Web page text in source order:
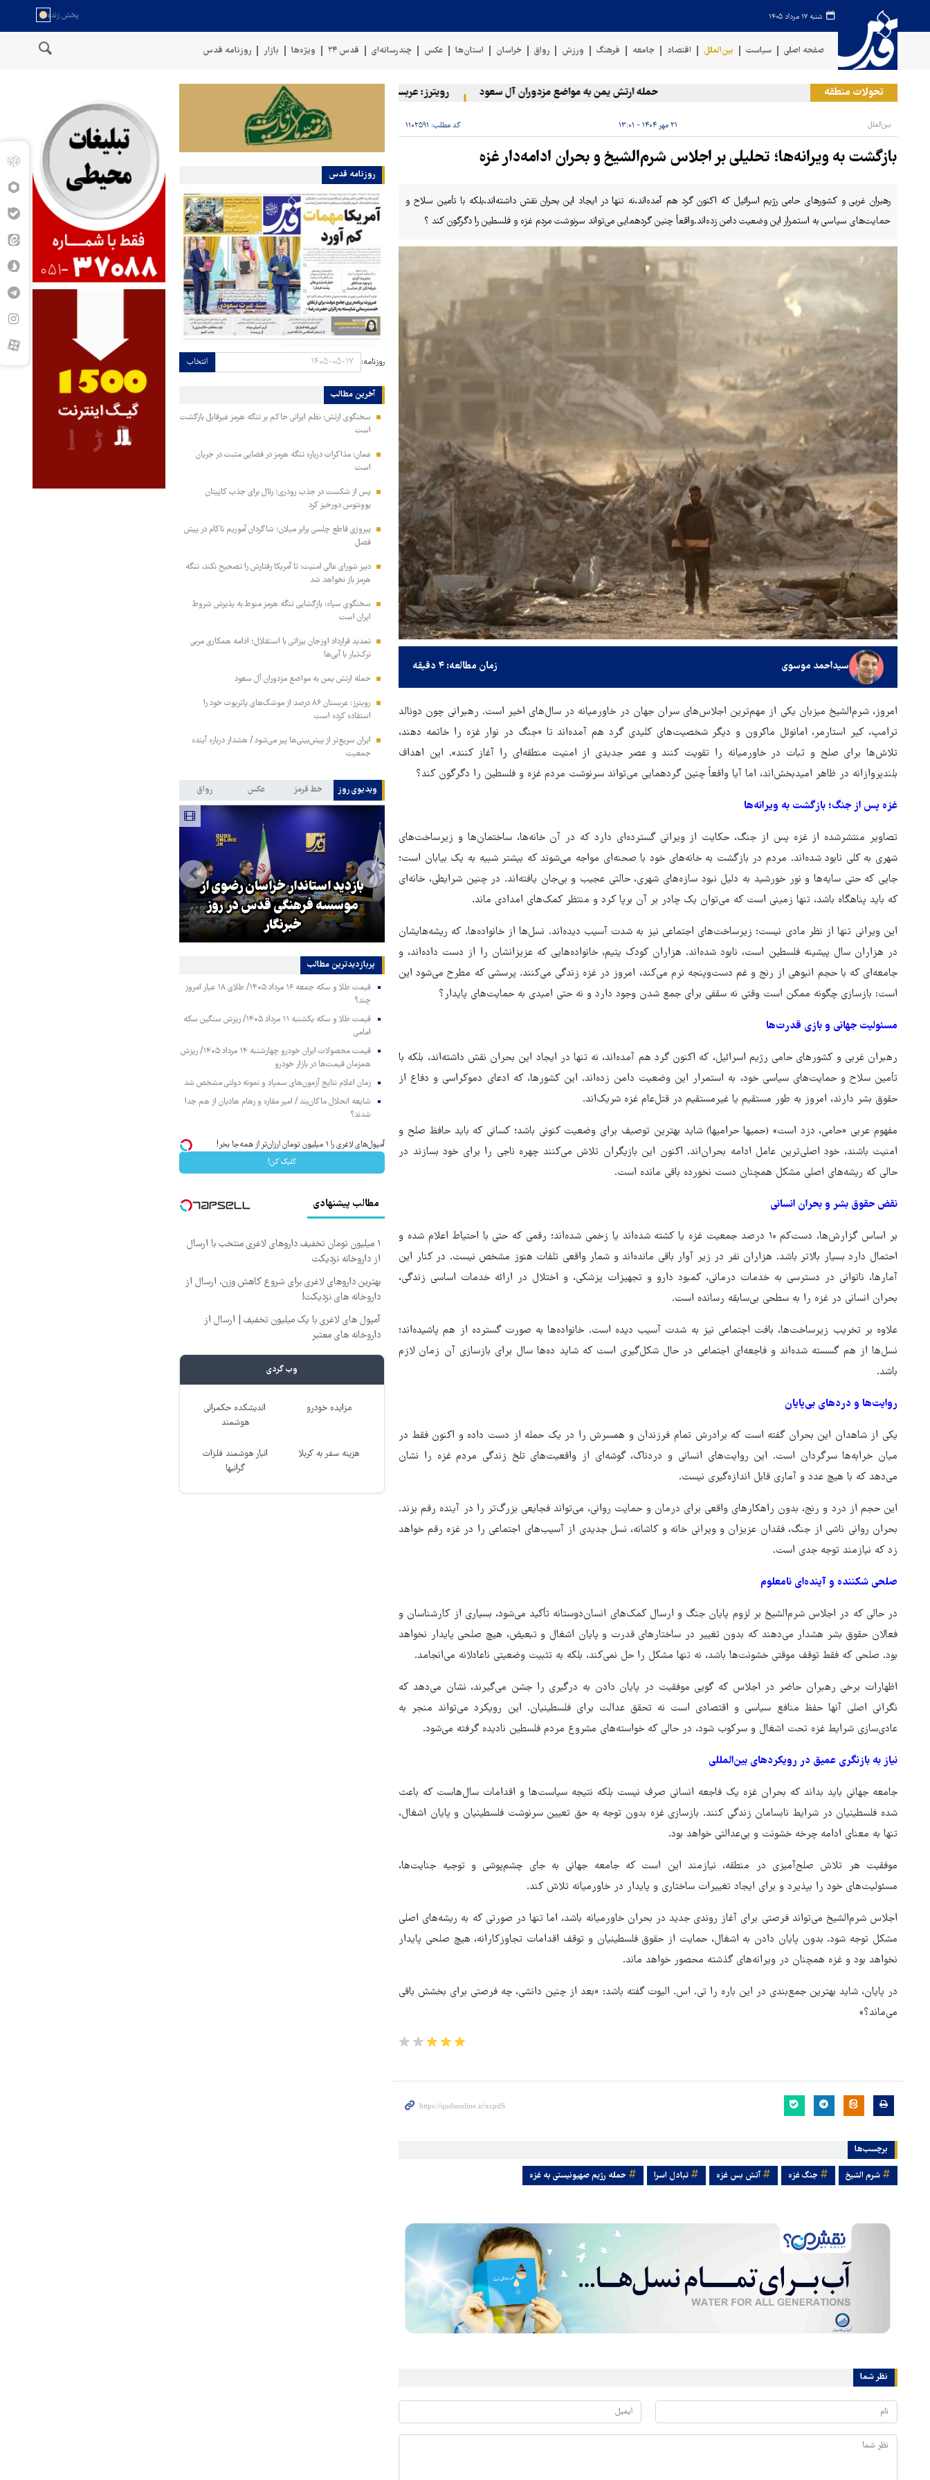
شنبه ۱۷ مرداد ۱۴۰۵
صفحه اصلی سیاست بین‌الملل اقتصاد جامعه فرهنگ ورزش رواق خراسان استان‌ها عکس چندرسانه‌ای قدس ۲۴ ویژه‌ها بازار روزنامه قدس
تحولات منطقه حمله ارتش یمن به مواضع مزدوران آل سعود رویترز: عربستان ۸۶ درصد از موشک‌های پاتریوت خود را استفاده کرده است
بین‌الملل ۲۱ مهر ۱۴۰۴ - ۱۳:۰۱ کد مطلب: ۱۱۰۲۵۹۱
بازگشت به ویرانه‌ها؛ تحلیلی بر اجلاس شرم‌الشیخ و بحران ادامه‌دار غزه
رهبران غربی و کشورهای حامی رژیم اسرائیل که اکنون گرد هم آمده‌اند،نه تنها در ایجاد این بحران نقش داشته‌اند،بلکه با تأمین سلاح و
حمایت‌های سیاسی به استمرار این وضعیت دامن زده‌اند.واقعاً چنین گردهمایی می‌تواند سرنوشت مردم غزه و فلسطین را دگرگون کند ؟
سیداحمد موسوی زمان مطالعه: ۴ دقیقه
امروز، شرم‌الشیخ میزبان یکی از مهم‌ترین اجلاس‌های سران جهان در خاورمیانه در سال‌های اخیر است. رهبرانی چون دونالد
ترامپ، کیر استارمر، امانوئل ماکرون و دیگر شخصیت‌های کلیدی گرد هم آمده‌اند تا «جنگ در نوار غزه را خاتمه دهند،
تلاش‌ها برای صلح و ثبات در خاورمیانه را تقویت کنند و عصر جدیدی از امنیت منطقه‌ای را آغاز کنند». این اهداف
بلندپروازانه در ظاهر امیدبخش‌اند، اما آیا واقعاً چنین گردهمایی می‌تواند سرنوشت مردم غزه و فلسطین را دگرگون کند؟
غزه پس از جنگ؛ بازگشت به ویرانه‌ها
تصاویر منتشرشده از غزه پس از جنگ، حکایت از ویرانی گسترده‌ای دارد که در آن خانه‌ها، ساختمان‌ها و زیرساخت‌های
شهری به کلی نابود شده‌اند. مردم در بازگشت به خانه‌های خود با صحنه‌ای مواجه می‌شوند که بیشتر شبیه به یک بیابان است؛
جایی که حتی سایه‌ها و نور خورشید به دلیل نبود سازه‌های شهری، حالتی عجیب و بی‌جان یافته‌اند. در چنین شرایطی، خانه‌ای
که باید پناهگاه باشد، تنها زمینی است که می‌توان یک چادر بر آن برپا کرد و منتظر کمک‌های امدادی ماند.
این ویرانی تنها از نظر مادی نیست؛ زیرساخت‌های اجتماعی نیز به شدت آسیب دیده‌اند. نسل‌ها از خانواده‌ها، که ریشه‌هایشان
در هزاران سال پیشینه فلسطین است، نابود شده‌اند. هزاران کودک یتیم، خانواده‌هایی که عزیزانشان را از دست داده‌اند، و
جامعه‌ای که با حجم انبوهی از رنج و غم دست‌وپنجه نرم می‌کند، امروز در غزه زندگی می‌کنند. پرسشی که مطرح می‌شود این
است: بازسازی چگونه ممکن است وقتی نه سقفی برای جمع شدن وجود دارد و نه حتی امیدی به حمایت‌های پایدار؟
مسئولیت جهانی و بازی قدرت‌ها
رهبران غربی و کشورهای حامی رژیم اسرائیل، که اکنون گرد هم آمده‌اند، نه تنها در ایجاد این بحران نقش داشته‌اند، بلکه با
تأمین سلاح و حمایت‌های سیاسی خود، به استمرار این وضعیت دامن زده‌اند. این کشورها، که ادعای دموکراسی و دفاع از
حقوق بشر دارند، امروز به طور مستقیم یا غیرمستقیم در قتل‌عام غزه شریک‌اند.
مفهوم عربی «حامی، دزد است» (حمیها حرامیها) شاید بهترین توصیف برای وضعیت کنونی باشد؛ کسانی که باید حافظ صلح و
امنیت باشند، خود اصلی‌ترین عامل ادامه بحران‌اند. اکنون این بازیگران تلاش می‌کنند چهره ناجی را برای خود بسازند در
حالی که ریشه‌های اصلی مشکل همچنان دست نخورده باقی مانده است.
نقض حقوق بشر و بحران انسانی
بر اساس گزارش‌ها، دست‌کم ۱۰ درصد جمعیت غزه یا کشته شده‌اند یا زخمی شده‌اند؛ رقمی که حتی با احتیاط اعلام شده و
احتمال دارد بسیار بالاتر باشد. هزاران نفر در زیر آوار باقی مانده‌اند و شمار واقعی تلفات هنوز مشخص نیست. در کنار این
آمارها، ناتوانی در دسترسی به خدمات درمانی، کمبود دارو و تجهیزات پزشکی، و اختلال در ارائه خدمات اساسی زندگی،
بحران انسانی در غزه را به سطحی بی‌سابقه رسانده است.
علاوه بر تخریب زیرساخت‌ها، بافت اجتماعی نیز به شدت آسیب دیده است. خانواده‌ها به صورت گسترده از هم پاشیده‌اند؛
نسل‌ها از هم گسسته شده‌اند و فاجعه‌ای اجتماعی در حال شکل‌گیری است که شاید ده‌ها سال برای بازسازی آن زمان لازم
باشد.
روایت‌ها و دردهای بی‌پایان
یکی از شاهدان این بحران گفته است که برادرش تمام فرزندان و همسرش را در یک حمله از دست داده و اکنون فقط در
میان خرابه‌ها سرگردان است. این روایت‌های انسانی و دردناک، گوشه‌ای از واقعیت‌های تلخ زندگی مردم غزه را نشان
می‌دهد که با هیچ عدد و آماری قابل اندازه‌گیری نیست.
این حجم از درد و رنج، بدون راهکارهای واقعی برای درمان و حمایت روانی، می‌تواند فجایعی بزرگ‌تر را در آینده رقم بزند.
بحران روانی ناشی از جنگ، فقدان عزیزان و ویرانی خانه و کاشانه، نسل جدیدی از آسیب‌های اجتماعی را در غزه رقم خواهد
زد که نیازمند توجه جدی است.
صلحی شکننده و آینده‌ای نامعلوم
در حالی که در اجلاس شرم‌الشیخ بر لزوم پایان جنگ و ارسال کمک‌های انسان‌دوستانه تأکید می‌شود، بسیاری از کارشناسان و
فعالان حقوق بشر هشدار می‌دهند که بدون تغییر در ساختارهای قدرت و پایان اشغال و تبعیض، هیچ صلحی پایدار نخواهد
بود. صلحی که فقط توقف موقتی خشونت‌ها باشد، نه تنها مشکل را حل نمی‌کند، بلکه به تثبیت وضعیتی ناعادلانه می‌انجامد.
اظهارات برخی رهبران حاضر در اجلاس که گویی موفقیت در پایان دادن به درگیری را جشن می‌گیرند، نشان می‌دهد که
نگرانی اصلی آنها حفظ منافع سیاسی و اقتصادی است نه تحقق عدالت برای فلسطینیان. این رویکرد می‌تواند منجر به
عادی‌سازی شرایط غزه تحت اشغال و سرکوب شود، در حالی که خواسته‌های مشروع مردم فلسطین نادیده گرفته می‌شود.
نیاز به بازنگری عمیق در رویکردهای بین‌المللی
جامعه جهانی باید بداند که بحران غزه یک فاجعه انسانی صرف نیست بلکه نتیجه سیاست‌ها و اقدامات سال‌هاست که باعث
شده فلسطینیان در شرایط نابسامان زندگی کنند. بازسازی غزه بدون توجه به حق تعیین سرنوشت فلسطینیان و پایان اشغال،
تنها به معنای ادامه چرخه خشونت و بی‌عدالتی خواهد بود.
موفقیت هر تلاش صلح‌آمیزی در منطقه، نیازمند این است که جامعه جهانی به جای چشم‌پوشی و توجیه جنایت‌ها،
مسئولیت‌های خود را بپذیرد و برای ایجاد تغییرات ساختاری و پایدار در خاورمیانه تلاش کند.
اجلاس شرم‌الشیخ می‌تواند فرصتی برای آغاز روندی جدید در بحران خاورمیانه باشد، اما تنها در صورتی که به ریشه‌های اصلی
مشکل توجه شود. بدون پایان دادن به اشغال، حمایت از حقوق فلسطینیان و توقف اقدامات تجاوزکارانه، هیچ صلحی پایدار
نخواهد بود و غزه همچنان در ویرانه‌های گذشته محصور خواهد ماند.
در پایان، شاید بهترین جمع‌بندی در این باره را تی. اس. الیوت گفته باشد: «بعد از چنین دانشی، چه فرصتی برای بخشش باقی
می‌ماند؟»
برچسب‌ها
شرم الشیخ جنگ غزه آتش بس غزه تبادل اسرا حمله رژیم صهیونیستی به غزه
نظر شما
روزنامه قدس
روزنامه: انتخاب
آخرین مطالب
سخنگوی ارتش: نظم ایرانی حاکم بر تنگه هرمز غیرقابل بازگشت
است
عمان: مذاکرات درباره تنگه هرمز در فضایی مثبت در جریان
است
پس از شکست در جذب رودری؛ رئال برای جذب کاپیتان
یوونتوس دورخیز کرد
پیروزی قاطع چلسی برابر میلان؛ شاگردان آموریم ناکام در پیش
فصل
دبیر شورای عالی امنیت: تا آمریکا رفتارش را تصحیح نکند، تنگه
هرمز باز نخواهد شد
سخنگوی سپاه: بازگشایی تنگه هرمز منوط به پذیرش شروط
ایران است
تمدید قرارداد اوزجان بیزاتی با استقلال؛ ادامه همکاری مربی
ترک‌تبار با آبی‌ها
حمله ارتش یمن به مواضع مزدوران آل سعود
رویترز: عربستان ۸۶ درصد از موشک‌های پاتریوت خود را
استفاده کرده است
ایران سریع‌تر از پیش‌بینی‌ها پیر می‌شود / هشدار درباره آینده
جمعیت
ویدیوی روز خط قرمز عکس رواق
بازگشایی تنگه هرمز منوط به
پذیرش شروط ایران از سوی آمریکا
است
پزشکیان: گفت‌وگوها آمریکا را
مجبور به همراهی کرد
بازدید استاندار خراسان رضوی از
موسسه فرهنگی قدس در روز
خبرنگار
پربازدیدترین‌ مطالب
قیمت طلا و سکه جمعه ۱۶ مرداد ۱۴۰۵/ طلای ۱۸ عیار امروز
چند؟
قیمت طلا و سکه یکشنبه ۱۱ مرداد ۱۴۰۵/ ریزش سنگین سکه
امامی
قیمت محصولات ایران خودرو چهارشنبه ۱۴ مرداد ۱۴۰۵/ ریزش
همزمان قیمت‌ها در بازار خودرو
زمان اعلام نتایج آزمون‌های سمپاد و نمونه دولتی مشخص شد
شایعه انحلال ماکان‌بند / امیر مقاره و رهام هادیان از هم جدا
شدند؟
آمپول‌های لاغری را ۱ میلیون تومان ارزان‌تر از همه‌جا بخر!
کلیک کن!
مطالب پیشنهادی
۱ میلیون تومان تخفیف داروهای لاغری منتخب با ارسال
از داروخانه نزدیکت
بهترین داروهای لاغری برای شروع کاهش وزن، ارسال از
داروخانه های نزدیکت!
آمپول های لاغری با یک میلیون تخفیف | ارسال از
داروخانه های معتبر
وب گردی
مزایده خودرو
اندیشکده حکمرانی
هوشمند
هزینه سفر به کربلا
انبار هوشمند فلزات
گرانبها